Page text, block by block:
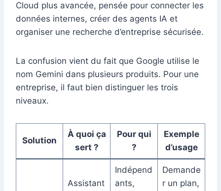
Cloud plus avancée, pensée pour connecter les
données internes, créer des agents IA et
organiser une recherche d’entreprise sécurisée.
La confusion vient du fait que Google utilise le
nom Gemini dans plusieurs produits. Pour une
entreprise, il faut bien distinguer les trois
niveaux.
Solution
À quoi ça
sert ?
Pour qui
?
Exemple
d’usage
Assistant
Indépend
ants,
Demande
r un plan,